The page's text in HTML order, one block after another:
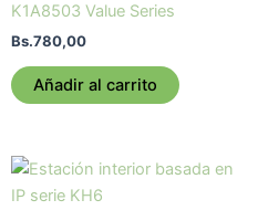
K1A8503 Value Series
Bs.780,00
Añadir al carrito